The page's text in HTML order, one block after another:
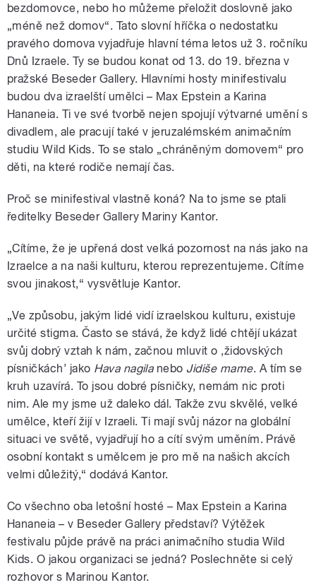
bezdomovce, nebo ho můžeme přeložit doslovně jako
„méně než domov“. Tato slovní hříčka o nedostatku
pravého domova vyjadřuje hlavní téma letos už 3. ročníku
Dnů Izraele. Ty se budou konat od 13. do 19. března v
pražské Beseder Gallery. Hlavními hosty minifestivalu
budou dva izraelští umělci – Max Epstein a Karina
Hananeia. Ti ve své tvorbě nejen spojují výtvarné umění s
divadlem, ale pracují také v jeruzalémském animačním
studiu Wild Kids. To se stalo „chráněným domovem“ pro
děti, na které rodiče nemají čas.
Proč se minifestival vlastně koná? Na to jsme se ptali
ředitelky Beseder Gallery Mariny Kantor.
„Cítíme, že je upřená dost velká pozornost na nás jako na
Izraelce a na naši kulturu, kterou reprezentujeme. Cítíme
svou jinakost,“ vysvětluje Kantor.
„Ve způsobu, jakým lidé vidí izraelskou kulturu, existuje
určité stigma. Často se stává, že když lidé chtějí ukázat
svůj dobrý vztah k nám, začnou mluvit o ,židovských
písničkách’ jako Hava nagilanebo Jidiše mame. A tím se
kruh uzavírá. To jsou dobré písničky, nemám nic proti
nim. Ale my jsme už daleko dál. Takže zvu skvělé, velké
umělce, kteří žijí v Izraeli. Ti mají svůj názor na globální
situaci ve světě, vyjadřují ho a cítí svým uměním. Právě
osobní kontakt s umělcem je pro mě na našich akcích
velmi důležitý,“ dodává Kantor.
Co všechno oba letošní hosté – Max Epstein a Karina
Hananeia – v Beseder Gallery představí? Výtěžek
festivalu půjde právě na práci animačního studia Wild
Kids. O jakou organizaci se jedná? Poslechněte si celý
rozhovor s Marinou Kantor.